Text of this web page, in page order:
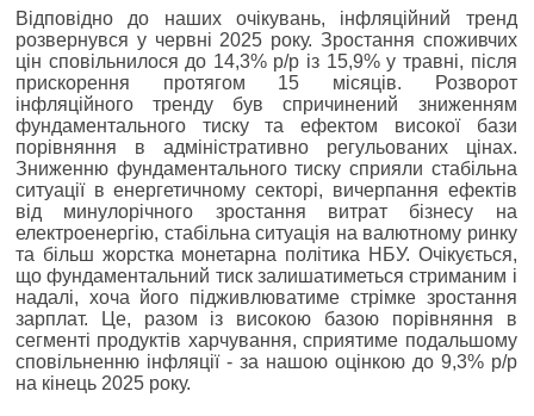
Відповідно до наших очікувань, інфляційний тренд
розвернувся у червні 2025 року. Зростання споживчих
цін сповільнилося до 14,3% р/р із 15,9% у травні, після
прискорення протягом 15 місяців. Розворот
інфляційного тренду був спричинений зниженням
фундаментального тиску та ефектом високої бази
порівняння в адміністративно регульованих цінах.
Зниженню фундаментального тиску сприяли стабільна
ситуації в енергетичному секторі, вичерпання ефектів
від минулорічного зростання витрат бізнесу на
електроенергію, стабільна ситуація на валютному ринку
та більш жорстка монетарна політика НБУ. Очікується,
що фундаментальний тиск залишатиметься стриманим і
надалі, хоча його підживлюватиме стрімке зростання
зарплат. Це, разом із високою базою порівняння в
сегменті продуктів харчування, сприятиме подальшому
сповільненню інфляції - за нашою оцінкою до 9,3% р/р
на кінець 2025 року.